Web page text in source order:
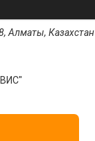
Алматы, Казахстан